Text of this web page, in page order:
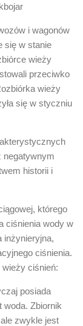
i wagonów
się w stanie
wieży
przeciwko
wieży
się w styczniu
negatywnym
historii i
którego
ciśnienia wody w
inżynieryjna,
ciśnienia.
ciśnień:
posiada
woda. Zbiornik
zwykle jest